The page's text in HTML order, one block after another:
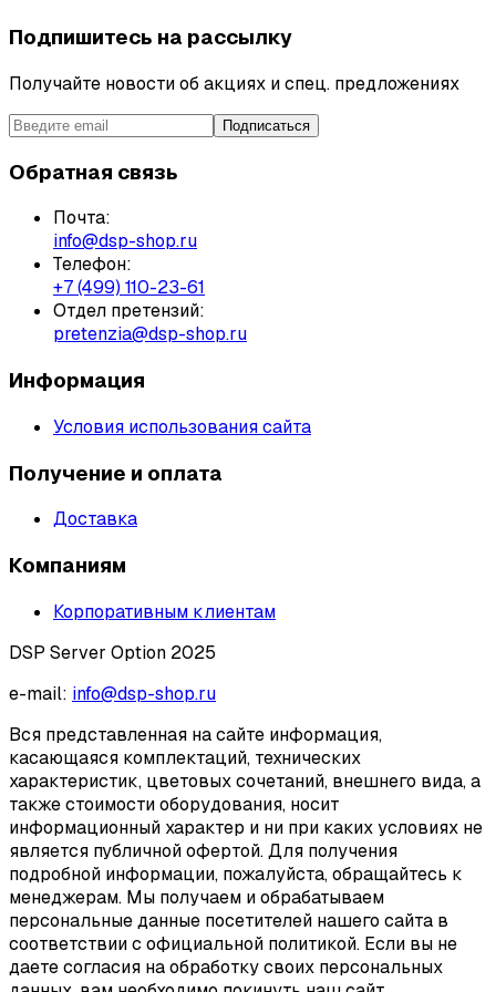
Подпишитесь на рассылку
Получайте новости об акциях и спец. предложениях
Подписаться
Обратная связь
Почта:
info@dsp-shop.ru
Телефон:
+7 (499) 110-23-61
Отдел претензий:
pretenzia@dsp-shop.ru
Информация
Условия использования сайта
Получение и оплата
Доставка
Компаниям
Корпоративным клиентам
DSP Server Option 2025
e-mail: info@dsp-shop.ru
Вся представленная на сайте информация,
касающаяся комплектаций, технических
характеристик, цветовых сочетаний, внешнего вида, а
также стоимости оборудования, носит
информационный характер и ни при каких условиях не
является публичной офертой. Для получения
подробной информации, пожалуйста, обращайтесь к
менеджерам. Мы получаем и обрабатываем
персональные данные посетителей нашего сайта в
соответствии с официальной политикой. Если вы не
даете согласия на обработку своих персональных